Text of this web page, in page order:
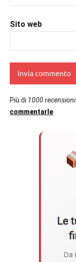
Sito web
Più di 1000 recensioni
commentarle